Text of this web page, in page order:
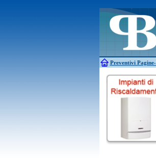
Preventivi
Antifurti
Allarme
Bagni chimici
Caldaie
Canne fumarie